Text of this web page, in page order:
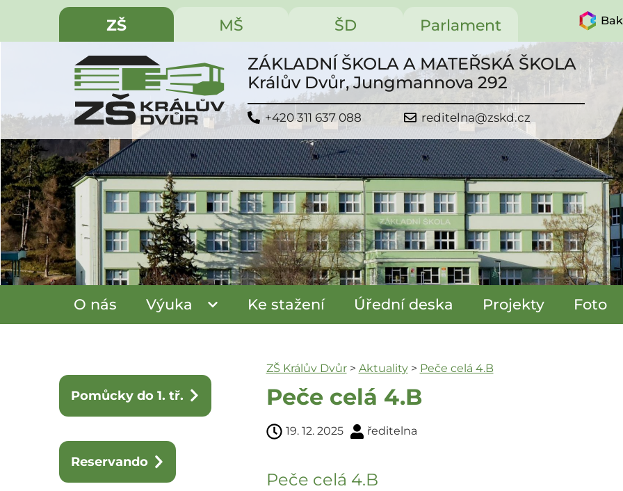
ZŠ MŠ ŠD Parlament
ZÁKLADNÍ ŠKOLA A MATEŘSKÁ ŠKOLA
Králův Dvůr, Jungmannova 292
+420 311 637 088 reditelna@zskd.cz
O nás Výuka Ke stažení Úřední deska Projekty Foto
Pomůcky do 1. tř.
Reservando
ZŠ Králův Dvůr> Aktuality> Peče celá 4.B
Peče celá 4.B
19. 12. 2025 ředitelna
Peče celá 4.B